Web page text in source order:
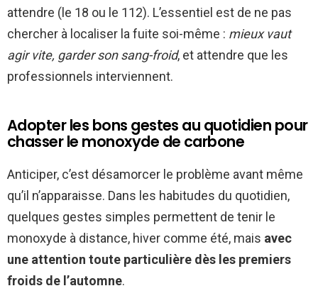
attendre (le 18 ou le 112). L’essentiel est de ne pas
chercher à localiser la fuite soi-même : mieux vaut
agir vite, garder son sang-froid, et attendre que les
professionnels interviennent.
Adopter les bons gestes au quotidien pour
chasser le monoxyde de carbone
Anticiper, c’est désamorcer le problème avant même
qu’il n’apparaisse. Dans les habitudes du quotidien,
quelques gestes simples permettent de tenir le
monoxyde à distance, hiver comme été, mais avec
une attention toute particulière dès les premiers
froids de l’automne.